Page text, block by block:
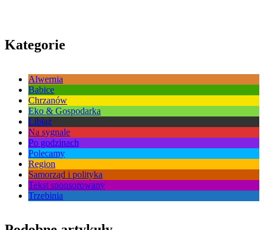
Kategorie
Alwernia
Babice
Chrzanów
Eko & Gospodarka
Libiąż
Na sygnale
Po godzinach
Polecamy
Region
Samorząd i polityka
Tekst sponsorowany
Trzebinia